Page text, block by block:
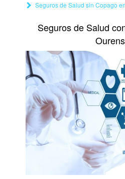
Seguros de Salud sin Copago
Seguros de Salud